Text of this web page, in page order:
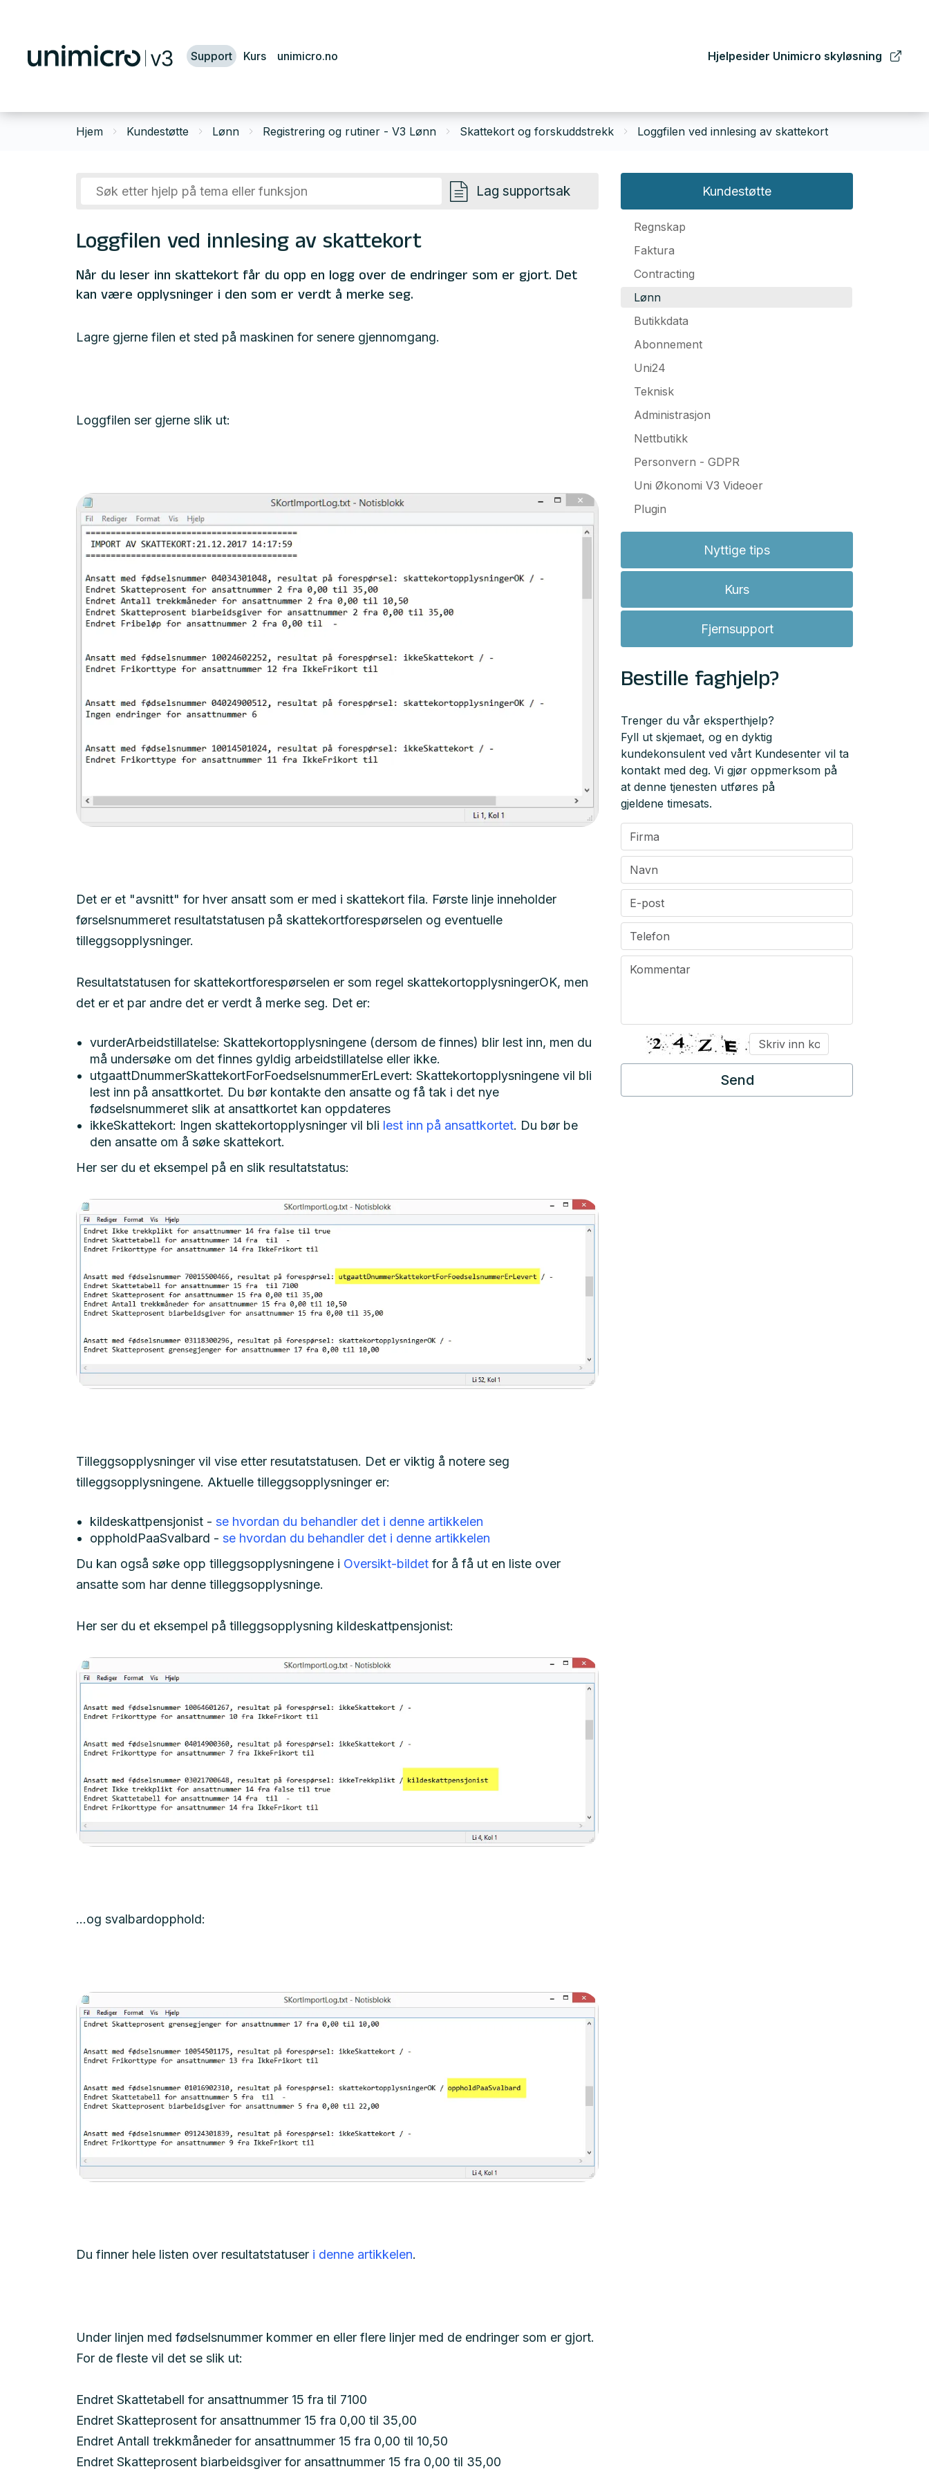
Support Kurs unimicro.no Hjelpesider Unimicro skyløsning
Hjem Kundestøtte Lønn Registrering og rutiner - V3 Lønn Skattekort og forskuddstrekk Loggfilen ved innlesing av skattekort
Kundestøtte
Regnskap
Faktura
Contracting
Lønn
Butikkdata
Abonnement
Uni24
Teknisk
Administrasjon
Nettbutikk
Personvern - GDPR
Uni Økonomi V3 Videoer
Plugin
Nyttige tips
Kurs
Fjernsupport
Bestille faghjelp?
Trenger du vår eksperthjelp?
Fyll ut skjemaet, og en dyktig
kundekonsulent ved vårt Kundesenter vil ta
kontakt med deg. Vi gjør oppmerksom på
at denne tjenesten utføres på
gjeldene timesats.
Lag supportsak
Loggfilen ved innlesing av skattekort
Når du leser inn skattekort får du opp en logg over de endringer som er gjort. Det
kan være opplysninger i den som er verdt å merke seg.
Lagre gjerne filen et sted på maskinen for senere gjennomgang.
Loggfilen ser gjerne slik ut:
Det er et "avsnitt" for hver ansatt som er med i skattekort fila. Første linje inneholder
førselsnummeret resultatstatusen på skattekortforespørselen og eventuelle
tilleggsopplysninger.
Resultatstatusen for skattekortforespørselen er som regel skattekortopplysningerOK, men
det er et par andre det er verdt å merke seg. Det er:
vurderArbeidstillatelse: Skattekortopplysningene (dersom de finnes) blir lest inn, men du
må undersøke om det finnes gyldig arbeidstillatelse eller ikke.
utgaattDnummerSkattekortForFoedselsnummerErLevert: Skattekortopplysningene vil bli
lest inn på ansattkortet. Du bør kontakte den ansatte og få tak i det nye
fødselsnummeret slik at ansattkortet kan oppdateres
ikkeSkattekort: Ingen skattekortopplysninger vil bli lest inn på ansattkortet. Du bør be
den ansatte om å søke skattekort.
Her ser du et eksempel på en slik resultatstatus:
Tilleggsopplysninger vil vise etter resutatstatusen. Det er viktig å notere seg
tilleggsopplysningene. Aktuelle tilleggsopplysninger er:
kildeskattpensjonist - se hvordan du behandler det i denne artikkelen
oppholdPaaSvalbard - se hvordan du behandler det i denne artikkelen
Du kan også søke opp tilleggsopplysningene i Oversikt-bildet for å få ut en liste over
ansatte som har denne tilleggsopplysninge.
Her ser du et eksempel på tilleggsopplysning kildeskattpensjonist:
...og svalbardopphold:
Du finner hele listen over resultatstatuser i denne artikkelen.
Under linjen med fødselsnummer kommer en eller flere linjer med de endringer som er gjort.
For de fleste vil det se slik ut:
Endret Skattetabell for ansattnummer 15 fra til 7100
Endret Skatteprosent for ansattnummer 15 fra 0,00 til 35,00
Endret Antall trekkmåneder for ansattnummer 15 fra 0,00 til 10,50
Endret Skatteprosent biarbeidsgiver for ansattnummer 15 fra 0,00 til 35,00